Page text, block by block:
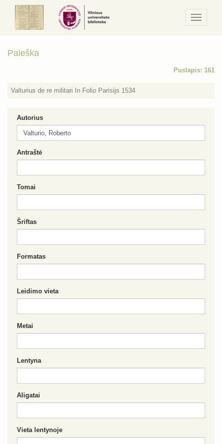
/
Meniu
Paieška
Puslapis: 161
Valturius de re militari In Folio Parisijs 1534
Autorius
Antraštė
Tomai
Šriftas
Formatas
Leidimo vieta
Metai
Lentyna
Aligatai
Vieta lentynoje